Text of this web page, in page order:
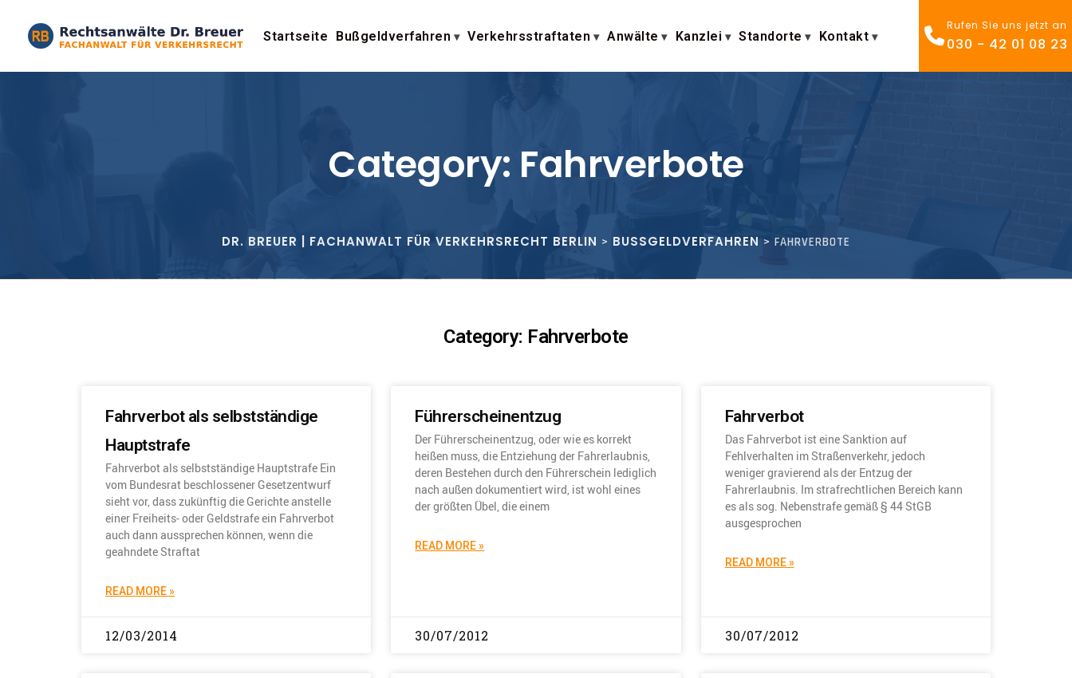
Startseite Bußgeldverfahren Verkehrsstraftaten Anwälte Kanzlei Standorte Kontakt
Rufen Sie uns jetzt an
030 - 42 01 08 23
Category: Fahrverbote
DR. BREUER | FACHANWALT FÜR VERKEHRSRECHT BERLIN > BUSSGELDVERFAHREN > FAHRVERBOTE
Category: Fahrverbote
Fahrverbot als selbstständige
Hauptstrafe
Fahrverbot als selbstständige Hauptstrafe Ein
vom Bundesrat beschlossener Gesetzentwurf
sieht vor, dass zukünftig die Gerichte anstelle
einer Freiheits- oder Geldstrafe ein Fahrverbot
auch dann aussprechen können, wenn die
geahndete Straftat
READ MORE »
12/03/2014
Führerscheinentzug
Der Führerscheinentzug, oder wie es korrekt
heißen muss, die Entziehung der Fahrerlaubnis,
deren Bestehen durch den Führerschein lediglich
nach außen dokumentiert wird, ist wohl eines
der größten Übel, die einem
READ MORE »
30/07/2012
Fahrverbot
Das Fahrverbot ist eine Sanktion auf
Fehlverhalten im Straßenverkehr, jedoch
weniger gravierend als der Entzug der
Fahrerlaubnis. Im strafrechtlichen Bereich kann
es als sog. Nebenstrafe gemäß § 44 StGB
ausgesprochen
READ MORE »
30/07/2012